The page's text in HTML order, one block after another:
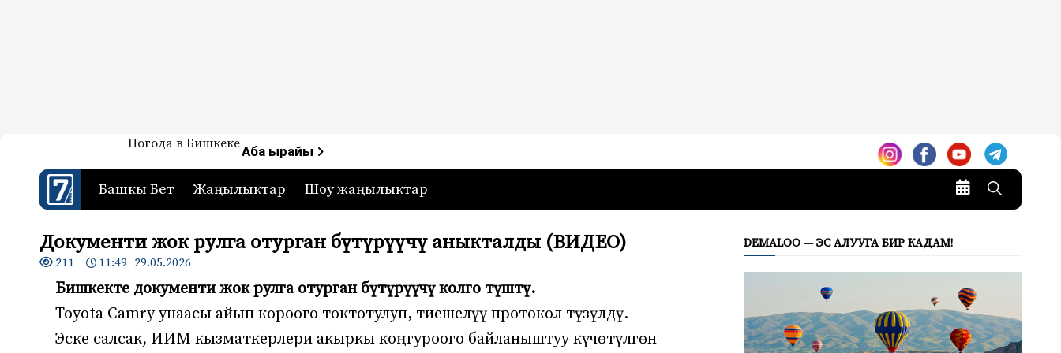
7-канал. Жаңылыктар — Кыргызстан
Жаңылыктар — Кыргызстан
Погода в БишкекеАба ырайы
Башкы Бет Жаңылыктар Шоу жаңылыктар
Документи жок рулга отурган бүтүрүүчү аныкталды (ВИДЕО)
211 11:49 29.05.2026
Бишкекте документи жок рулга отурган бүтүрүүчү колго түштү.
Toyota Camry унаасы айып короого токтотулуп, тиешелүү протокол түзүлдү.
Эске салсак, ИИМ кызматкерлери акыркы коңгуроого байланыштуу күчөтүлгөн
DEMALOO — ЭС АЛУУГА БИР КАДАМ!